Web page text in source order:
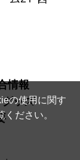
の使用に関す
ください。
情報
グッズ